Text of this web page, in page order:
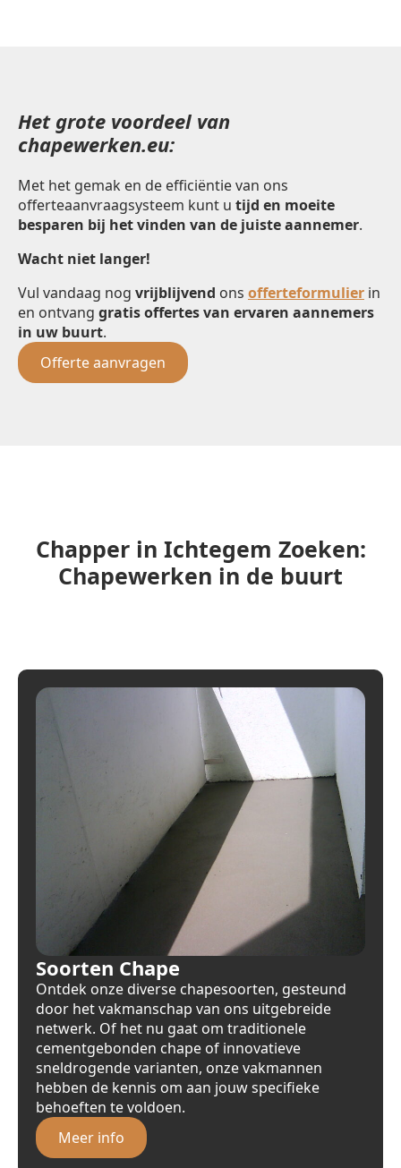
Het grote voordeel van
chapewerken.eu:
Met het gemak en de efficiëntie van ons
offerteaanvraagsysteem kunt u tijd en moeite
besparen bij het vinden van de juiste aannemer.
Wacht niet langer!
Vul vandaag nog vrijblijvend ons offerteformulier in
en ontvang gratis offertes van ervaren aannemers
in uw buurt.
Offerte aanvragen
Chapper in Ichtegem Zoeken:
Chapewerken in de buurt
Soorten Chape
Ontdek onze diverse chapesoorten, gesteund
door het vakmanschap van ons uitgebreide
netwerk. Of het nu gaat om traditionele
cementgebonden chape of innovatieve
sneldrogende varianten, onze vakmannen
hebben de kennis om aan jouw specifieke
behoeften te voldoen.
Meer info